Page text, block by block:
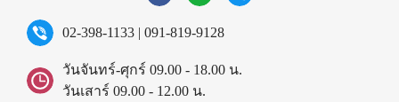
02-398-1133 | 091-819-9128
วันจันทร์-ศุกร์ 09.00 - 18.00 น.
วันเสาร์ 09.00 - 12.00 น.